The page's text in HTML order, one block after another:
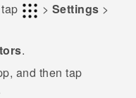
> Settings >
.
and then tap